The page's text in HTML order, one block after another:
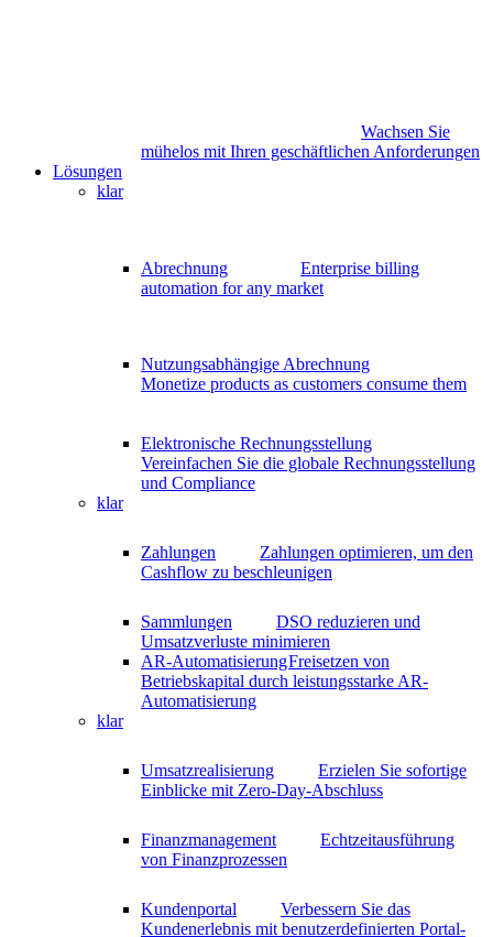
Wachsen Sie
mühelos mit Ihren geschäftlichen Anforderungen
Lösungen
klar
Abrechnung
Enterprise billing
automation for any market
Nutzungsabhängige Abrechnung
Monetize products as customers consume them
Elektronische Rechnungsstellung
Vereinfachen Sie die globale Rechnungsstellung
und Compliance
klar
Zahlungen
Zahlungen optimieren, um den
Cashflow zu beschleunigen
Sammlungen
DSO reduzieren und
Umsatzverluste minimieren
AR-AutomatisierungFreisetzen von
Betriebskapital durch leistungsstarke AR-
Automatisierung
klar
Umsatzrealisierung
Erzielen Sie sofortige
Einblicke mit Zero-Day-Abschluss
Finanzmanagement
Echtzeitausführung
von Finanzprozessen
Kundenportal
Verbessern Sie das
Kundenerlebnis mit benutzerdefinierten Portal-